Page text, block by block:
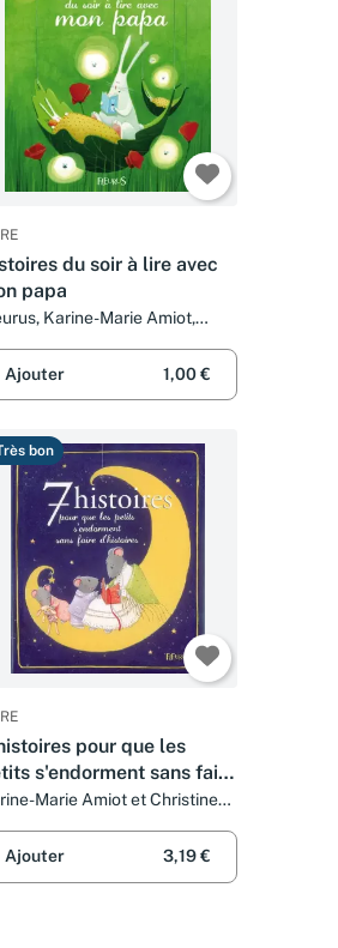
du soir à lire avec
papa
Karine-Marie Amiot,
Ajouter 1,00 €
bon
pour que les
s'endorment sans faire
Marie Amiot et Christine
Ajouter
3,19 €